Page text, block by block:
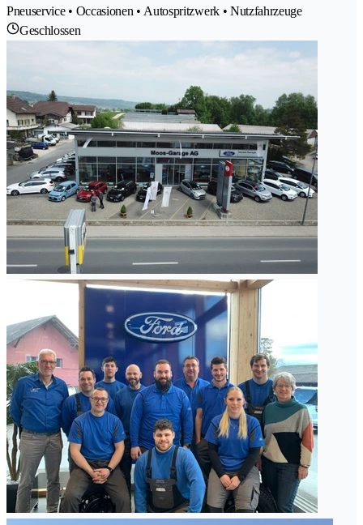
Pneuservice • Occasionen • Autospritzwerk • Nutzfahrzeuge
Geschlossen